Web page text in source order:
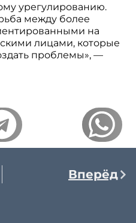
урегулированию.
между более
на
лицами, которые
проблемы», —
Вперёд